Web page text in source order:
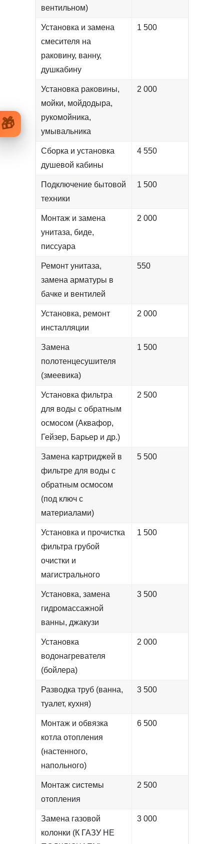
вентильном)
Установка и замена
смесителя на
раковину, ванну,
душкабину
1 500
Установка раковины,
мойки, мойдодыра,
рукомойника,
умывальника
2 000
Сборка и установка
душевой кабины
4 550
Подключение бытовой
техники
1 500
Монтаж и замена
унитаза, биде,
писсуара
2 000
Ремонт унитаза,
замена арматуры в
бачке и вентилей
550
Установка, ремонт
инсталляции
2 000
Замена
полотенцесушителя
(змеевика)
1 500
Установка фильтра
для воды с обратным
осмосом (Аквафор,
Гейзер, Барьер и др.)
2 500
Замена картриджей в
фильтре для воды с
обратным осмосом
(под ключ с
материалами)
5 500
Установка и прочистка
фильтра грубой
очистки и
магистрального
1 500
Установка, замена
гидромассажной
ванны, джакузи
3 500
Установка
водонагревателя
(бойлера)
2 000
Разводка труб (ванна,
туалет, кухня)
3 500
Монтаж и обвязка
котла отопления
(настенного,
напольного)
6 500
Монтаж системы
отопления
2 500
Замена газовой
колонки (К ГАЗУ НЕ
3 000
🎁